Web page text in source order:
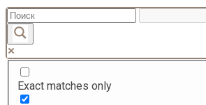
Перейти
к
содержанию
Exact matches only